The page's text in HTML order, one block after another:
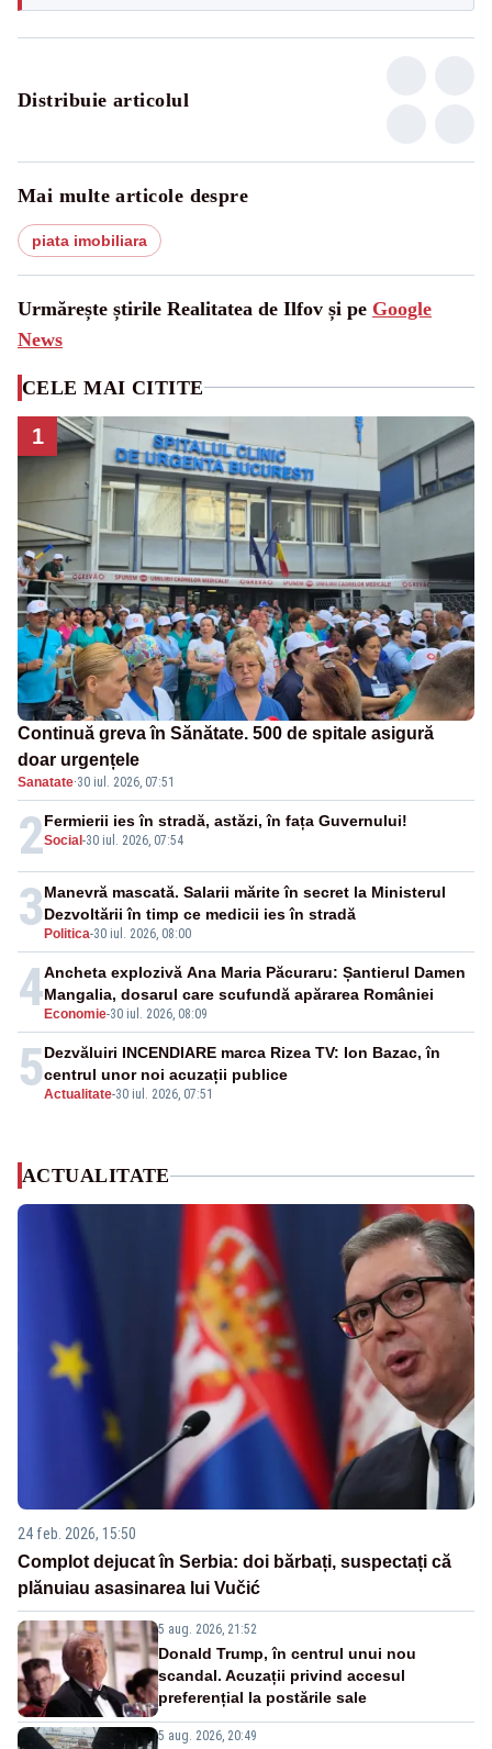
Distribuie articolul
Mai multe articole despre
piata imobiliara
Urmărește știrile Realitatea de Ilfov și pe Google
News
CELE MAI CITITE
1
Continuă greva în Sănătate. 500 de spitale asigură
doar urgențele
Sanatate·30 iul. 2026, 07:51
2Social -30 iul. 2026, 07:54
Fermierii ies în stradă, astăzi, în fața Guvernului!
3 Politica-30 iul. 2026, 08:00
Manevră mascată. Salarii mărite în secret la Ministerul
Dezvoltării în timp ce medicii ies în stradă
4 Economie-30 iul. 2026, 08:09
Ancheta explozivă Ana Maria Păcuraru: Șantierul Damen
Mangalia, dosarul care scufundă apărarea României
5Actualitate-30 iul. 2026, 07:51
Dezvăluiri INCENDIARE marca Rizea TV: Ion Bazac, în
centrul unor noi acuzații publice
ACTUALITATE
24 feb. 2026, 15:50
Complot dejucat în Serbia: doi bărbați, suspectați că
plănuiau asasinarea lui Vučić
5 aug. 2026, 21:52
Donald Trump, în centrul unui nou
scandal. Acuzații privind accesul
preferențial la postările sale
5 aug. 2026, 20:49